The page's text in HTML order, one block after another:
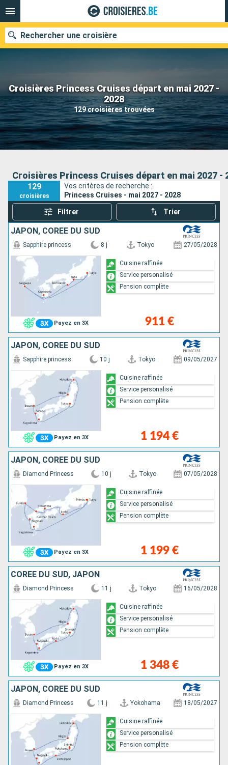
Croisières Princess Cruises départ en mai 2027 -
2028
129 croisières trouvées
Rechercher une croisière
Nos destinations
Mois de départ
Ports Compagnies
Croisières Princess Cruises départ en mai 2027 -
129
croisières
Vos critères de recherche :
Princess Cruises - mai 2027 - 2028
Filtrer Trier
JAPON, CORÉE DU SUD
Payez en 3X
Sapphire princess 8 j Tokyo 27/05/2028
911 €
Cuisine raffinée
Service personalisé
Pension complète
JAPON, CORÉE DU SUD
Payez en 3X
Sapphire princess 10 j Tokyo 09/05/2027
1 194 €
Cuisine raffinée
Service personalisé
Pension complète
JAPON, CORÉE DU SUD
Payez en 3X
Diamond Princess 10 j Tokyo 07/05/2028
1 199 €
Cuisine raffinée
Service personalisé
Pension complète
CORÉE DU SUD, JAPON
Payez en 3X
Diamond Princess 11 j Tokyo 16/05/2028
1 348 €
Cuisine raffinée
Service personalisé
Pension complète
JAPON, CORÉE DU SUD
Diamond Princess 11 j Yokohama 18/05/2027
Cuisine raffinée
Service personalisé
Pension complète